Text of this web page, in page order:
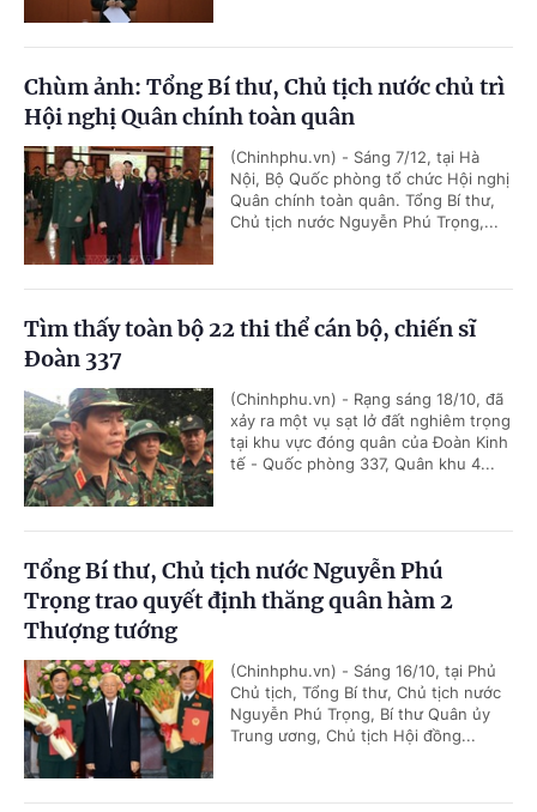
Chùm ảnh: Tổng Bí thư, Chủ tịch nước chủ trì
Hội nghị Quân chính toàn quân
(Chinhphu.vn) - Sáng 7/12, tại Hà
Nội, Bộ Quốc phòng tổ chức Hội nghị
Quân chính toàn quân. Tổng Bí thư,
Chủ tịch nước Nguyễn Phú Trọng,...
Tìm thấy toàn bộ 22 thi thể cán bộ, chiến sĩ
Đoàn 337
(Chinhphu.vn) - Rạng sáng 18/10, đã
xảy ra một vụ sạt lở đất nghiêm trọng
tại khu vực đóng quân của Đoàn Kinh
tế - Quốc phòng 337, Quân khu 4...
Tổng Bí thư, Chủ tịch nước Nguyễn Phú
Trọng trao quyết định thăng quân hàm 2
Thượng tướng
(Chinhphu.vn) - Sáng 16/10, tại Phủ
Chủ tịch, Tổng Bí thư, Chủ tịch nước
Nguyễn Phú Trọng, Bí thư Quân ủy
Trung ương, Chủ tịch Hội đồng...